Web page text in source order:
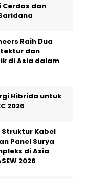
Cerdas dan
Raih Dua
dan
di Asia dalam
Hibrida untuk
2026
Struktur Kabel
Panel Surya
di Asia
2026